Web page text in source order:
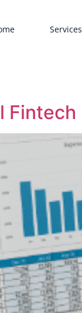
Services
Fintech